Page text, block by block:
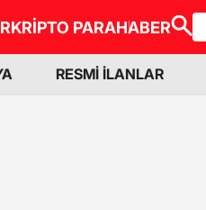
KRİPTO PARAHABER
RESMİ İLANLAR